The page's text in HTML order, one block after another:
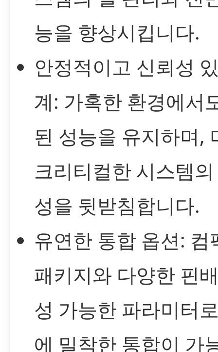
능을 향상시킵니다.
안정적이고 신뢰성
계: 가혹한 환경에서
된 성능을 유지하며,
크리티컬한 시스템
성을 뒷받침합니다.
유연한 통합 옵션: 컴
패키지와 다양한 핀
성 가능한 파라미터
에 밀착한 통합이 가